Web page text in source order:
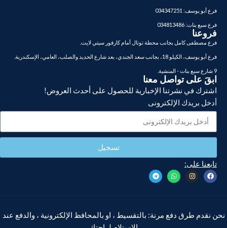
فرع أبو يوسف: 034347251
فرع سبع بنات: 034813486
فروعنا
فرع مصطفى كامل بجانب محطة توتال أمام كارفور سيتي لايت.
فرع أبو يوسف، الكيلو 18، بجانب سعد الجندي، بعد شارع الحديد والصلب، العامي، الإسكندرية.
9 شارع سبع بنات - المنشية.
ابقَ على تواصل معنا
اشترك في نشرتنا الإخبارية للحصول على أحدث العروض!
أدخل بريدك الإلكترونى
تسجيل
تابعنا على:
نحن نقدم طرق دفع مرنة: بالتقسيط ، او بالمحافظ الإلكترونية ، والدفع عند